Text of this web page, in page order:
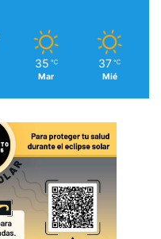
35 ℃
Mar
37 ℃
Mié